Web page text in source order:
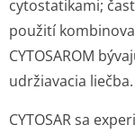
cytostatikami;
použití
CYTOSAROM
udržiavacia liečba.
CYTOSAR sa